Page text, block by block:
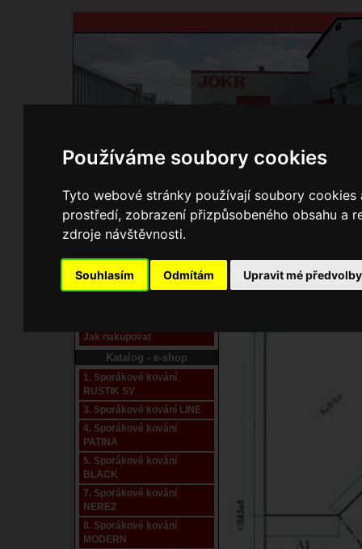
Používáme soubory cookies
Tyto webové stránky používají soubory
prostředí, zobrazení přizpůsobeného obsahu a
zdroje návštěvnosti.
Souhlasím Odmítám Upravit mé předvolby
Domů Kontakty Přihlášení Ke
Pracoviště laser
Nové pracoviště firmy
Jak nakupovat
Katalog - e-shop
1. Sporákové kování
RUSTIK SV
3. Sporákové kování LINE
4. Sporákové kování
PATINA
5. Sporákové kování
BLACK
7. Sporákové kování
NEREZ
8. Sporákové kování
MODERN
E-shop JOKR
02150394